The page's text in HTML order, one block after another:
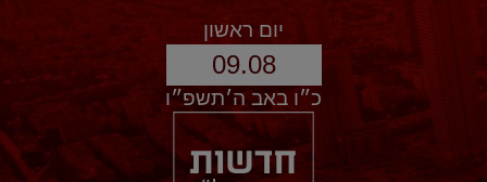
יום ראשון
09.08
כ״ו באב ה׳תשפ״ו